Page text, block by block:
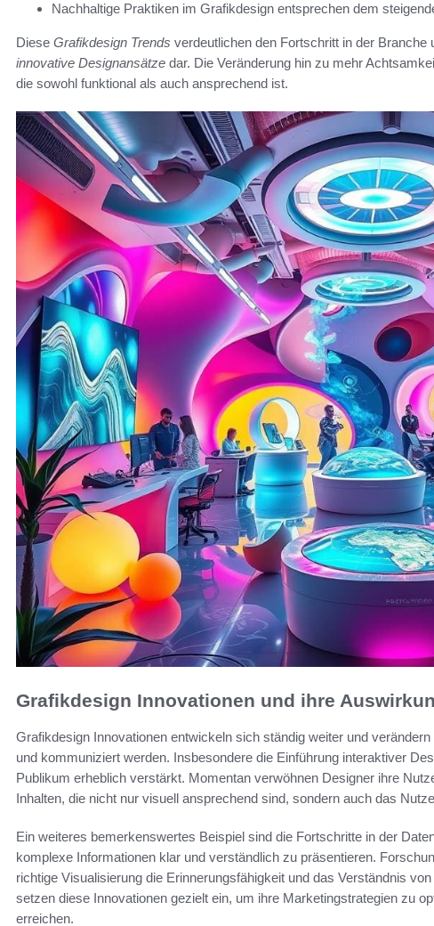
Nachhaltige Praktiken im Grafikdesign entsprechen dem
Diese Grafikdesign Trends verdeutlichen den Fortschritt in der
innovative Designansätze dar. Die Veränderung hin zu mehr
die sowohl funktional als auch ansprechend ist.
Grafikdesign Innovationen und ihre
Grafikdesign Innovationen entwickeln sich ständig weiter und
und kommuniziert werden. Insbesondere die Einführung interaktiver
Publikum erheblich verstärkt. Momentan verwöhnen Designer ihre
Inhalten, die nicht nur visuell ansprechend sind, sondern auch das
Ein weiteres bemerkenswertes Beispiel sind die Fortschritte in der
komplexe Informationen klar und verständlich zu präsentieren.
richtige Visualisierung die Erinnerungsfähigkeit und das Verständnis
setzen diese Innovationen gezielt ein, um ihre Marketingstrategien zu
erreichen.